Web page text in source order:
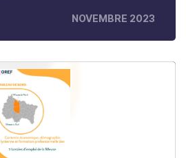
NOVEMBRE 2023